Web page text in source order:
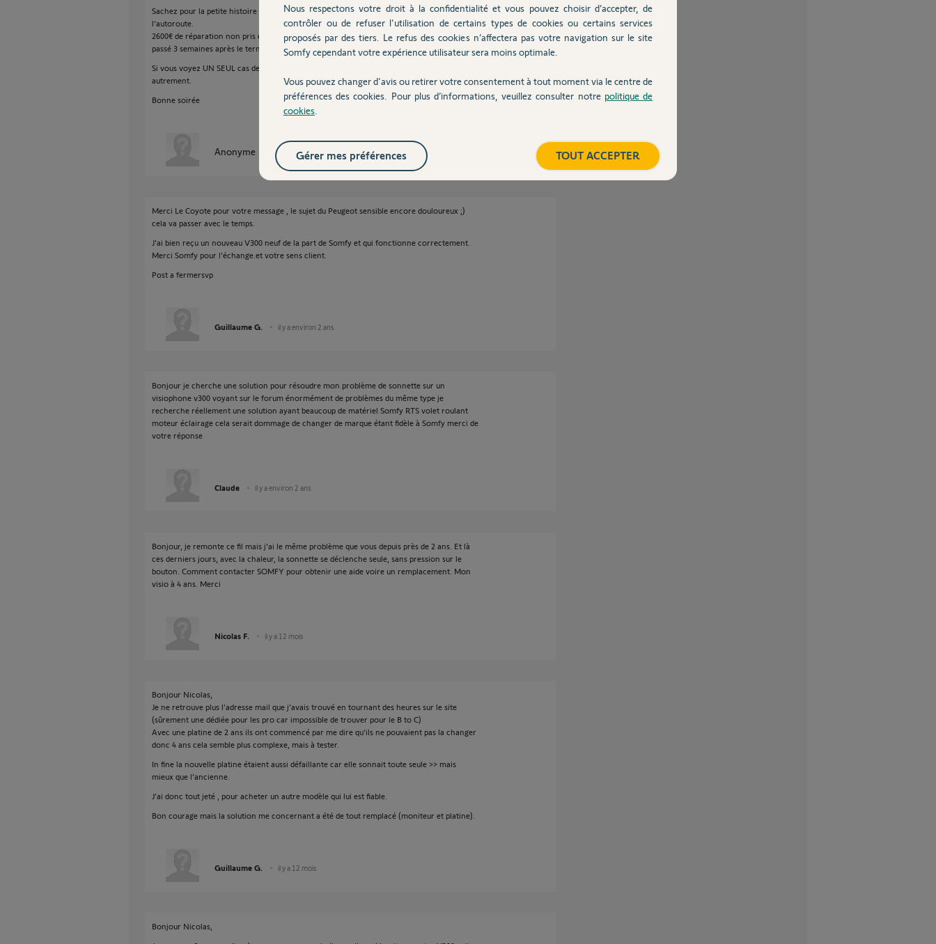
Sachez pour la petite histoire que le Partner VU 16 HDI de mon fils a explosé le turbo sur
l'autoroute.
2600€ de réparation non pris en charge par cette marque pitoyable; Pourquoi ? ca c'est
passé 3 semaines après le terme de la garantie légale de 24 mois.
Si vous voyez UN SEUL cas de figure similaire avec Somfy, alors oui, menacez-le, mais pas
autrement.
Bonne soirée
Anonyme il y a plus de 2 ans
Merci Le Coyote pour votre message , le sujet du Peugeot sensible encore douloureux ;)
cela va passer avec le temps.
J'ai bien reçu un nouveau V300 neuf de la part de Somfy et qui fonctionne correctement.
Merci Somfy pour l'échange.et votre sens client.
Post a fermersvp
Guillaume G. il y a environ 2 ans
Bonjour je cherche une solution pour résoudre mon problème de sonnette sur un
visiophone v300 voyant sur le forum énormément de problèmes du même type je
recherche réellement une solution ayant beaucoup de matériel Somfy RTS volet roulant
moteur éclairage cela serait dommage de changer de marque étant fidèle à Somfy merci de
votre réponse
Claude il y a environ 2 ans
Bonjour, je remonte ce fil mais j'ai le même problème que vous depuis près de 2 ans. Et là
ces derniers jours, avec la chaleur, la sonnette se déclenche seule, sans pression sur le
bouton. Comment contacter SOMFY pour obtenir une aide voire un remplacement. Mon
visio à 4 ans. Merci
Nicolas F. il y a 12 mois
Bonjour Nicolas,
Je ne retrouve plus l’adresse mail que j’avais trouvé en tournant des heures sur le site
(sûrement une dédiée pour les pro car impossible de trouver pour le B to C)
Avec une platine de 2 ans ils ont commencé par me dire qu’ils ne pouvaient pas la changer
donc 4 ans cela semble plus complexe, mais à tester.
In fine la nouvelle platine étaient aussi défaillante car elle sonnait toute seule >> mais
mieux que l’ancienne.
J’ai donc tout jeté , pour acheter un autre modèle qui lui est fiable.
Bon courage mais la solution me concernant a été de tout remplacé (moniteur et platine).
Guillaume G. il y a 12 mois
Bonjour Nicolas,
Nous respectons votre droit à la confidentialité et vous pouvez choisir d’accepter, de
contrôler ou de refuser l'utilisation de certains types de cookies ou certains services
proposés par des tiers. Le refus des cookies n’affectera pas votre navigation sur le site
Somfy cependant votre expérience utilisateur sera moins optimale.
Vous pouvez changer d'avis ou retirer votre consentement à tout moment via le centre de
préférences des cookies. Pour plus d’informations, veuillez consulter notre politique de
cookies
TOUT ACCEPTER
Gérer mes préférences